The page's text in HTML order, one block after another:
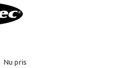
Nu pris